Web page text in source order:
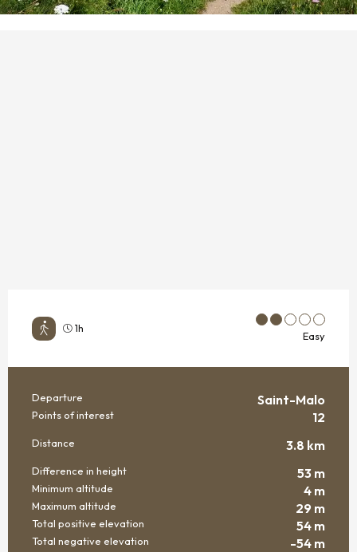
1h
Easy
PRACTICAL INFORMATION
Departure Saint-Malo
Points of interest 12
Distance 3.8 km
Difference in height 53 m
Minimum altitude 4 m
Maximum altitude 29 m
Total positive elevation 54 m
Total negative elevation
-54 m